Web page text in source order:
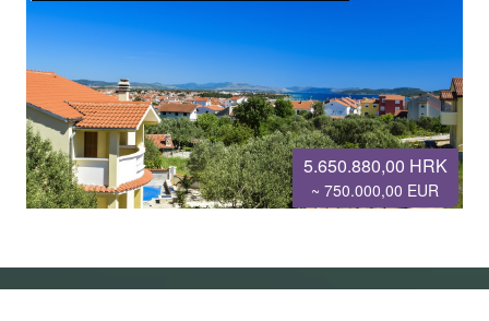
5.650.880,00 HRK
~ 750.000,00 EUR